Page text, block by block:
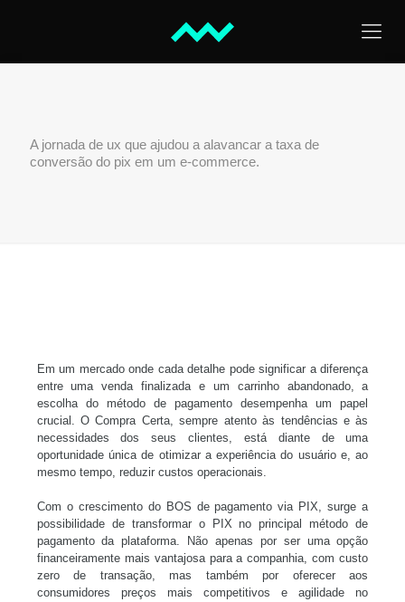
A jornada de ux que ajudou a alavancar a taxa de
conversão do pix em um e-commerce.
Em um mercado onde cada detalhe pode significar a diferença
entre uma venda finalizada e um carrinho abandonado, a
escolha do método de pagamento desempenha um papel
crucial. O Compra Certa, sempre atento às tendências e às
necessidades dos seus clientes, está diante de uma
oportunidade única de otimizar a experiência do usuário e, ao
mesmo tempo, reduzir custos operacionais.
Com o crescimento do BOS de pagamento via PIX, surge a
possibilidade de transformar o PIX no principal método de
pagamento da plataforma. Não apenas por ser uma opção
financeiramente mais vantajosa para a companhia, com custo
zero de transação, mas também por oferecer aos
consumidores preços mais competitivos e agilidade no